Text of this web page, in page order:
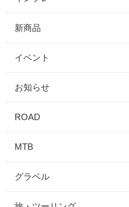
新商品
イベント
お知らせ
ROAD
MTB
グラベル